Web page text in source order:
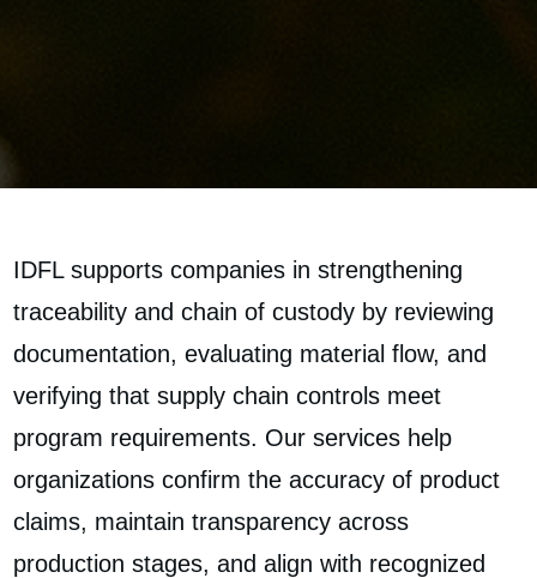
IDFL supports companies in strengthening
traceability and chain of custody by reviewing
documentation, evaluating material flow, and
verifying that supply chain controls meet
program requirements. Our services help
organizations confirm the accuracy of product
claims, maintain transparency across
production stages, and align with recognized